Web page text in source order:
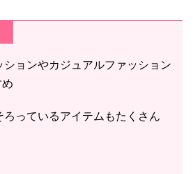
ションやカジュアルファッション
ろっているアイテムもたくさん